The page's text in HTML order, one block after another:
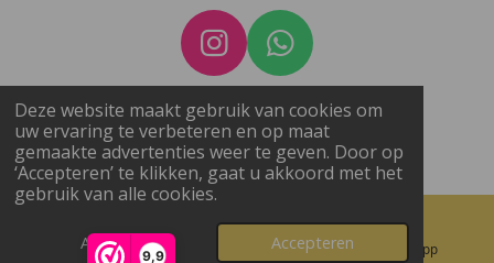
9,9
Deze website maakt gebruik van cookies om
uw ervaring te verbeteren en op maat
gemaakte advertenties weer te geven. Door op
‘Accepteren’ te klikken, gaat u akkoord met het
gebruik van alle cookies.
Afwijzen Accepteren
I
n
s
t
a
g
W
h
a
t
s
p
BTW nummer: BE1022.990.407
© 2025 - 2026 Ants Thirks
Powered byJouwWeb
E-mailadres Instagram WhatsApp